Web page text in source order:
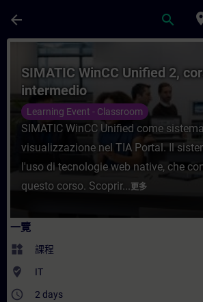
arrow_back search
課程 - SIMATIC WinCC
SIMATIC WinCC Unified 2,
intermedio
Learning Event - Classroom
SIMATIC WinCC Unified come
visualizzazione nel TIA Portal. Il
l'uso di tecnologie web native, che
questo corso. Scoprir...更多
一覽
widgets 課程
where_to_vote IT
access_time 2 days